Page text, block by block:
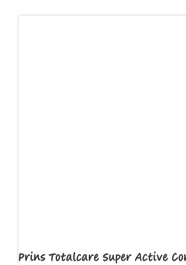
Prins Totalcare Super Active